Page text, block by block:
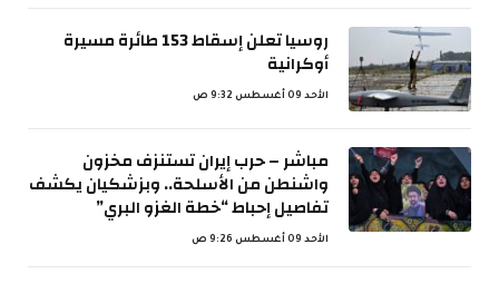
روسيا تعلن إسقاط 153 طائرة مسيرة
أوكرانية
الأحد 09 أغسطس 9:32 ص
مباشر – حرب إيران تستنزف مخزون
واشنطن من الأسلحة.. وبزشكيان يكشف
تفاصيل إحباط “خطة الغزو البري”
الأحد 09 أغسطس 9:26 ص